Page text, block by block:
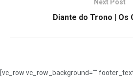
Next Post
Diante do Trono | Os
[vc_row vc_row_background=""